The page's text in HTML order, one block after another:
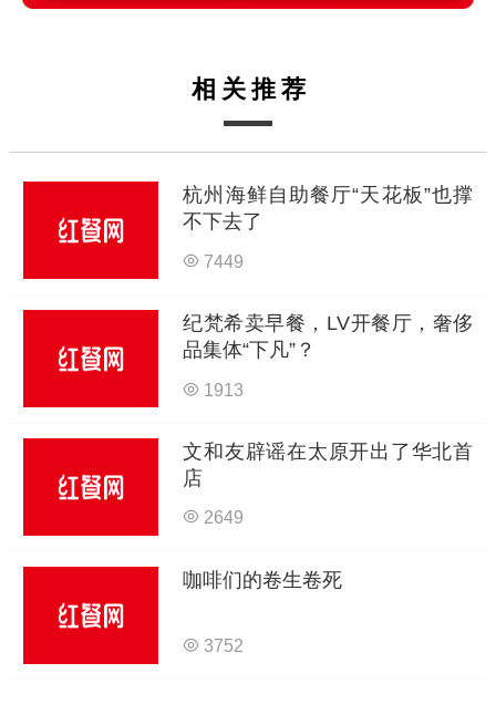
相关推荐
杭州海鲜自助餐厅“天花板”也撑
不下去了
7449
纪梵希卖早餐，LV开餐厅，奢侈
品集体“下凡”？
1913
文和友辟谣在太原开出了华北首
店
2649
咖啡们的卷生卷死
3752